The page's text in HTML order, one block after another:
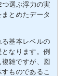
つ選ぶ浮力の実
とめたデータ
基本レベルの
なります。例
雑ですが、図
ものであるこ